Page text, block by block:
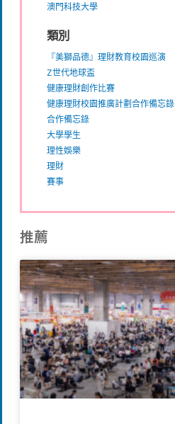
澳門科技大學
類別
『美獅品德』理財教育校園巡演
Z世代地球盃
健康理財創作比賽
健康理財校園推廣計劃合作備忘錄
合作備忘錄
大學學生
理性娛樂
理財
賽事
推薦